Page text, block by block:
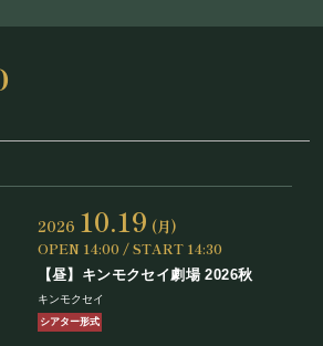
2026 10.19 (月)
OPEN 14:00 / START 14:30
【昼】キンモクセイ劇場 2026秋
キンモクセイ
シアター形式